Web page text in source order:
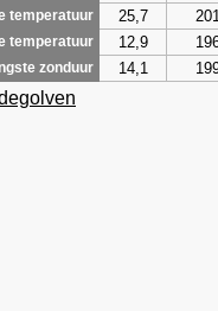
temperatuur 25,7
temperatuur 12,9
zonduur 14,1